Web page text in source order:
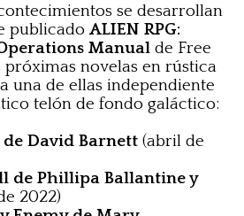
se desarrollan
publicado ALIEN RPG:
Manual de Free
próximas novelas en rústica
una de ellas independiente
telón de fondo galáctico:
David Barnett (abril de
de Phillipa Ballantine y
2022)